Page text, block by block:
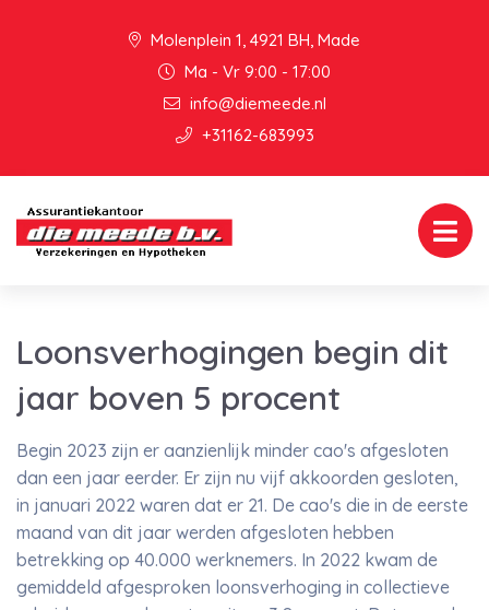
Molenplein 1, 4921 BH, Made
Ma - Vr 9:00 - 17:00
info@diemeede.nl
+31162-683993
Loonsverhogingen begin dit
jaar boven 5 procent
Begin 2023 zijn er aanzienlijk minder cao's afgesloten
dan een jaar eerder. Er zijn nu vijf akkoorden gesloten,
in januari 2022 waren dat er 21. De cao's die in de eerste
maand van dit jaar werden afgesloten hebben
betrekking op 40.000 werknemers. In 2022 kwam de
gemiddeld afgesproken loonsverhoging in collectieve